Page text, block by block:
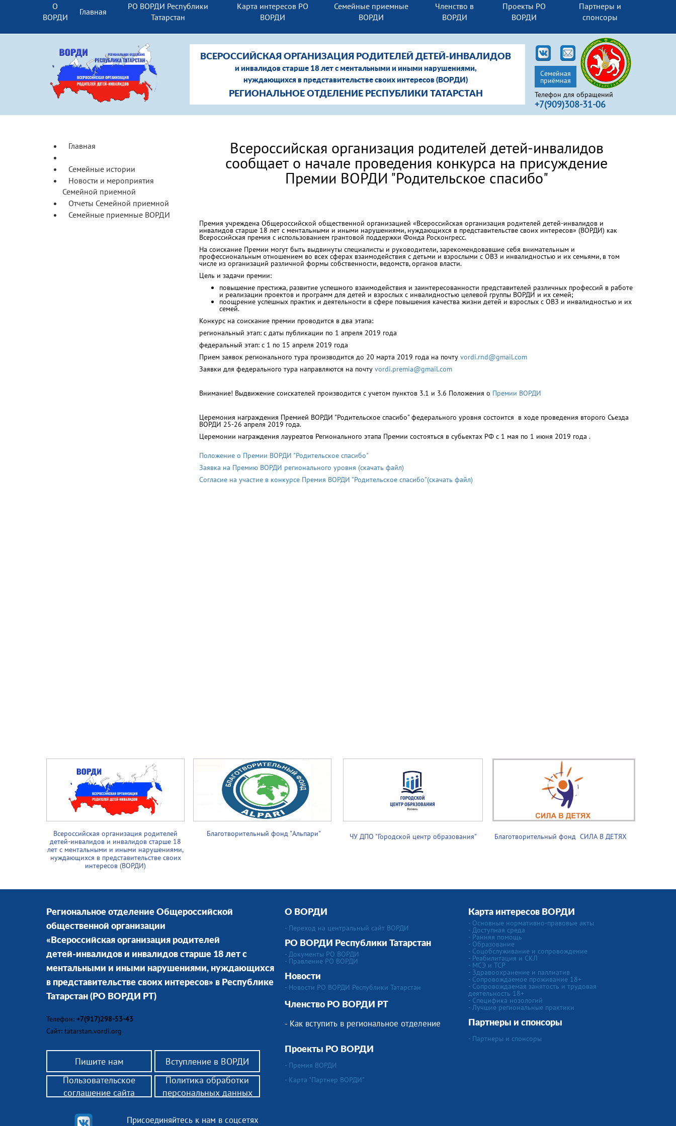
О
ВОРДИ
Главная
РО ВОРДИ Республики
Татарстан
Карта интересов РО
ВОРДИ
Семейные приемные
ВОРДИ
Членство в
ВОРДИ
Проекты РО
ВОРДИ
Партнеры и
спонсоры
Телефон для обращений
+7(909)308-31-06
ВСЕРОССИЙСКАЯ ОРГАНИЗАЦИЯ РОДИТЕЛЕЙ ДЕТЕЙ-ИНВАЛИДОВ
и инвалидов старше 18 лет с ментальными и иными нарушениями,
нуждающихся в представительстве своих интересов (ВОРДИ)
РЕГИОНАЛЬНОЕ ОТДЕЛЕНИЕ РЕСПУБЛИКИ ТАТАРСТАН
Семейная
приёмная
Всероссийская организация родителей детей-инвалидов
сообщает о начале проведения конкурса на присуждение
Премии ВОРДИ "Родительское спасибо"
Премия учреждена Общероссийской общественной организацией «Всероссийская организация родителей детей-инвалидов и
инвалидов старше 18 лет с ментальными и иными нарушениями, нуждающихся в представительстве своих интересов» (ВОРДИ) как
Всероссийская премия с использованием грантовой поддержки Фонда Росконгресс.
На соискание Премии могут быть выдвинуты специалисты и руководители, зарекомендовавшие себя внимательным и
профессиональным отношением во всех сферах взаимодействия с детьми и взрослыми с ОВЗ и инвалидностью и их семьями, в том
числе из организаций различной формы собственности, ведомств, органов власти.
Цель и задачи премии:
повышение престижа, развитие успешного взаимодействия и заинтересованности представителей различных профессий в работе
и реализации проектов и программ для детей и взрослых с инвалидностью целевой группы ВОРДИ и их семей;
поощрение успешных практик и деятельности в сфере повышения качества жизни детей и взрослых с ОВЗ и инвалидностью и их
семей.
Конкурс на соискание премии проводится в два этапа:
региональный этап: с даты публикации по 1 апреля 2019 года
федеральный этап: с 1 по 15 апреля 2019 года
Прием заявок регионального тура производится до 20 марта 2019 года на почту vordi.rnd@gmail.com
Заявки для федерального тура направляются на почту vordi.premia@gmail.com
Внимание! Выдвижение соискателей производится с учетом пунктов 3.1 и 3.6 Положения о Премии ВОРДИ
Церемония награждения Премией ВОРДИ "Родительское спасибо" федерального уровня состоится в ходе проведения второго Съезда
ВОРДИ 25-26 апреля 2019 года.
Церемонии награждения лауреатов Регионального этапа Премии состояться в субьектах РФ с 1 мая по 1 июня 2019 года .
Положение о Премии ВОРДИ "Родительское спасибо"
Заявка на Премию ВОРДИ регионального уровня (скачать файл)
Согласие на участие в конкурсе Премия ВОРДИ "Родительское спасибо"(скачать файл)
Главная
Семейные истории
Новости и мероприятия
Семейной приемной
Отчеты Семейной приемной
Семейные приемные ВОРДИ
Всероссийская организация родителей
детей-инвалидов и инвалидов старше 18
лет с ментальными и иными нарушениями,
нуждающихся в представительстве своих
интересов (ВОРДИ)
Благотворительный фонд "Альпари" ЧУ ДПО "Городской центр образования" Благотворительный фонд ­­­ СИЛА В ДЕТЯХ
Региональное отделение Общероссийской
общественной организации
«Всероссийская организация родителей
детей-инвалидов и инвалидов старше 18 лет с
ментальными и иными нарушениями, нуждающихся
в представительстве своих интересов» в Республике
Татарстан (РО ВОРДИ РТ)
Телефон: +7(917)298-53-43
Сайт: tatarstan.vordi.org
Пишите нам Вступление в ВОРДИ
О ВОРДИ
- Переход на центральный сайт ВОРДИ
РО ВОРДИ Республики Татарстан
- Документы РО ВОРДИ
- Правление РО ВОРДИ
Новости
- Новости РО ВОРДИ Республики Татарстан
Членство РО ВОРДИ РТ
- Как вступить в региональное отделение
Проекты РО ВОРДИ
- Премия ВОРДИ
- Карта "Партнер ВОРДИ"
Карта интересов ВОРДИ
- Основные нормативно-правовые акты
- Доступная среда
- Ранняя помощь
- Образование
- Соцобслуживание и сопровождение
- Реабилитация и СКЛ
- МСЭ и ТСР
- Здравоохранение и паллиатив
- Сопровождаемое проживание 18+
- Сопровождаемая занятость и трудовая
деятельность 18+
- Специфика нозологий
- Лучшие региональные практики
Партнеры и спонсоры
- Партнеры и спонсоры
Присоединяйтесь к нам в соцсетях
Пользовательское
соглашение сайта
Политика обработки
персональных данных